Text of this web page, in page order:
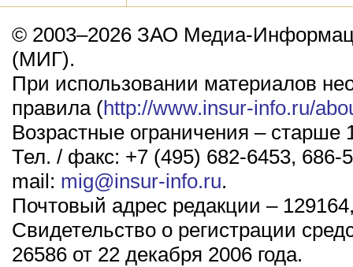
© 2003–2026 ЗАО Медиа-
(МИГ).
При использовании материалов
правила (http://www.insur-info.ru/
Возрастные ограничения – старше
Тел. / факс: +7 (495) 682-6453, 686-
mail: mig@insur-info.ru.
Почтовый адрес редакции –
Свидетельство о регистрации
26586 от 22 декабря 2006 года.